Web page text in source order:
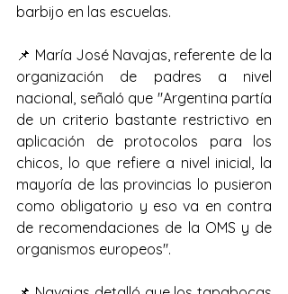
barbijo en las escuelas.
📌 María José Navajas, referente de la
organización de padres a nivel
nacional, señaló que "Argentina partía
de un criterio bastante restrictivo en
aplicación de protocolos para los
chicos, lo que refiere a nivel inicial, la
mayoría de las provincias lo pusieron
como obligatorio y eso va en contra
de recomendaciones de la OMS y de
organismos europeos".